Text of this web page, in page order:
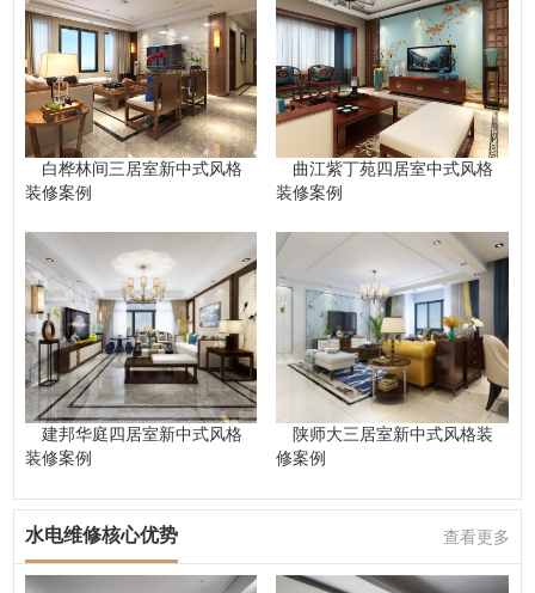
白桦林间三居室新中式风格
装修案例
曲江紫丁苑四居室中式风格
装修案例
建邦华庭四居室新中式风格
装修案例
陕师大三居室新中式风格装
修案例
水电维修核心优势 查看更多